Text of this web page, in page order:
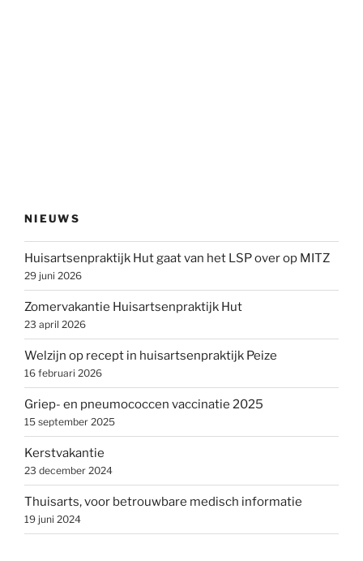
NIEUWS
Huisartsenpraktijk Hut gaat van het LSP over op MITZ
29 juni 2026
Zomervakantie Huisartsenpraktijk Hut
23 april 2026
Welzijn op recept in huisartsenpraktijk Peize
16 februari 2026
Griep- en pneumococcen vaccinatie 2025
15 september 2025
Kerstvakantie
23 december 2024
Thuisarts, voor betrouwbare medisch informatie
19 juni 2024